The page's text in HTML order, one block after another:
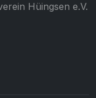
Hüingsen e.V.